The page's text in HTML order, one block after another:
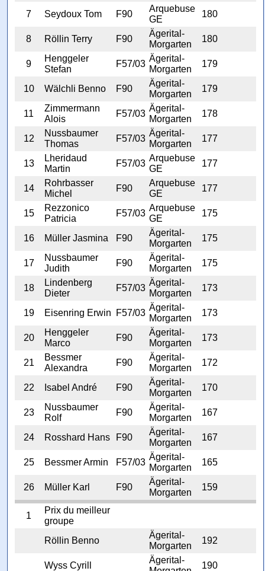
7 Seydoux Tom F90
Arquebuse
GE
180
8 Röllin Terry F90
Ägerital-
Morgarten
180
9
Henggeler
Stefan
F57/03
Ägerital-
Morgarten
179
10 Wälchli Benno F90
Ägerital-
Morgarten
179
11
Zimmermann
Alois
F57/03
Ägerital-
Morgarten
178
12
Nussbaumer
Thomas
F57/03
Ägerital-
Morgarten
177
13
Lheridaud
Martin
F57/03
Arquebuse
GE
177
14
Rohrbasser
Michel
F90
Arquebuse
GE
177
15
Rezzonico
Patricia
F57/03
Arquebuse
GE
175
16 Müller Jasmina F90
Ägerital-
Morgarten
175
17
Nussbaumer
Judith
F90
Ägerital-
Morgarten
175
18
Lindenberg
Dieter
F57/03
Ägerital-
Morgarten
173
19 Eisenring Erwin F57/03
Ägerital-
Morgarten
173
20
Henggeler
Marco
F90
Ägerital-
Morgarten
173
21
Bessmer
Alexandra
F90
Ägerital-
Morgarten
172
22 Isabel André F90
Ägerital-
Morgarten
170
23
Nussbaumer
Rolf
F90
Ägerital-
Morgarten
167
24 Rosshard Hans F90
Ägerital-
Morgarten
167
25 Bessmer Armin F57/03
Ägerital-
Morgarten
165
26 Müller Karl F90
Ägerital-
Morgarten
159
1
Prix du meilleur
groupe
Röllin Benno
Ägerital-
Morgarten
192
Wyss Cyrill
Ägerital-
190